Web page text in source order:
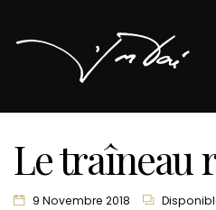
Le traîneau
9 Novembre 2018